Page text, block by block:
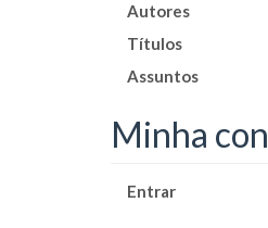
Autores
Títulos
Assuntos
Minha
Entrar